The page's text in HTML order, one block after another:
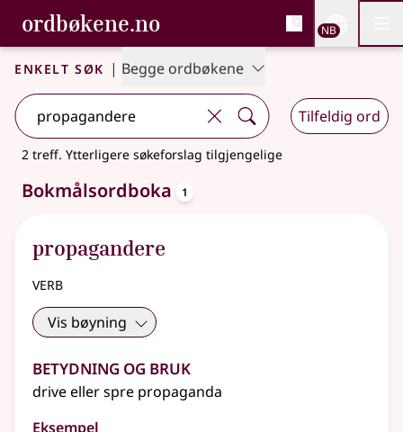
Gå til hovedinnhold
Tilgjengelighet
ordbøkene.no, Bokmålsordboka og
Bokmålsordboka og Nynorskordboka
NB
Enkelt søk | Begge ordbøkene
Tilfeldig ord
2 treff. Ytterligere søkeforslag tilgjengelige
Bokmålsordboka 1
propagandere
verb
Vis bøyning
Betydning og bruk
drive eller spre propaganda
Eksempel